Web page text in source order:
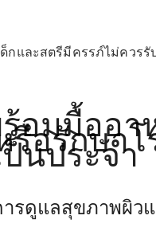
กและสตรีมีครรภ์ไม่ควรรั
อมมื้ออา
รือรักษา
นประจำ
ารดูแลสุขภาพผิว